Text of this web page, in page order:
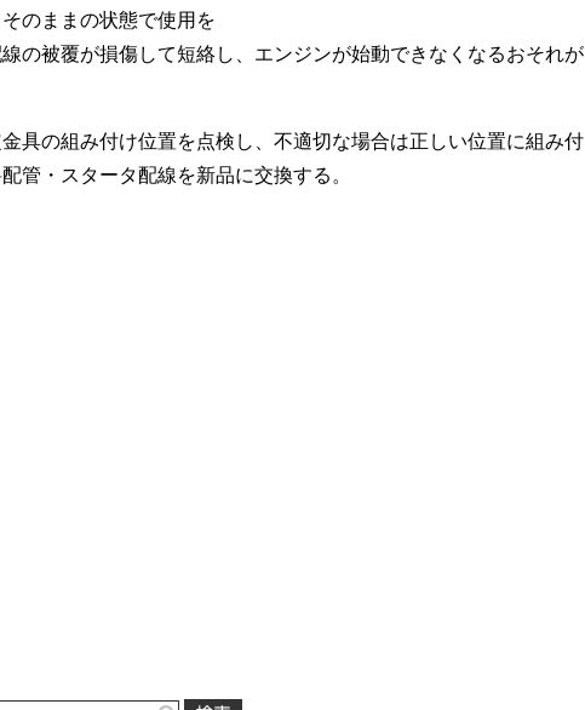
のままの状態で使用を
の被覆が損傷して短絡し、エンジンが始動できなくなるおそれが
具の組み付け位置を点検し、不適切な場合は正しい位置に組み付
管・スタータ配線を新品に交換する。